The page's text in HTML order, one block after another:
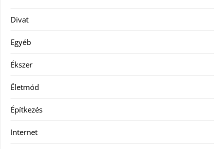
Divat
Egyéb
Ékszer
Életmód
Építkezés
Internet